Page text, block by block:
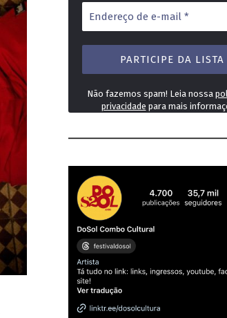
Endereço
de
e-
mail
Não fazemos spam! Leia nossa
privacidade para mais